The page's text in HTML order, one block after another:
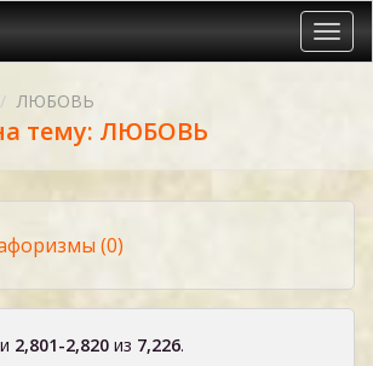
ЛЮБОВЬ
тему: ЛЮБОВЬ
(0)
2,801-2,820 из 7,226.